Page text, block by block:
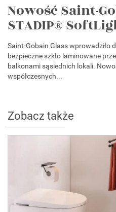
Nowość Saint-
STADIP®
Saint-Gobain Glass wprowadziło
bezpieczne szkło laminowane
balkonami sąsiednich lokali.
współczesnych...
Zobacz także